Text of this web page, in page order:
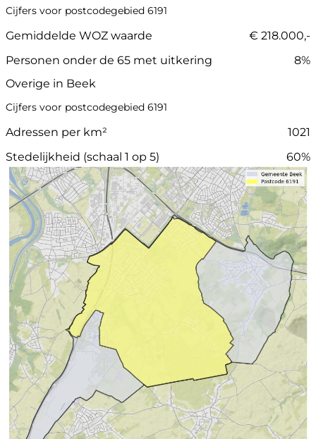
Cijfers voor postcodegebied 6191
Gemiddelde WOZ waarde
€ 218.000,-
Personen onder de 65 met uitkering
8%
Overige in Beek
Cijfers voor postcodegebied 6191
Adressen per km²
1021
Stedelijkheid (schaal 1 op 5)
60%